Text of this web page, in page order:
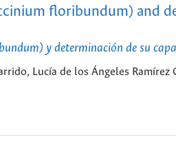
floribundum) and
y determinación de su
Lucía de los Ángeles Ramírez